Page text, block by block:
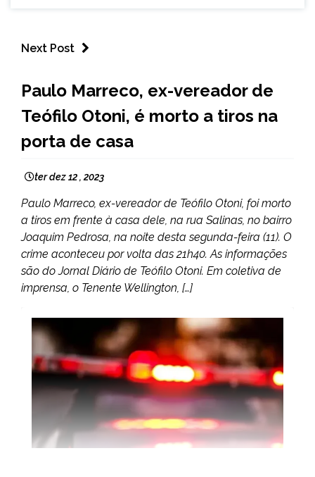
Next Post
GERAIS
NOTÍCIAS
Paulo Marreco, ex-vereador de
Teófilo Otoni, é morto a tiros na
porta de casa
ter dez 12 , 2023
Paulo Marreco, ex-vereador de Teófilo Otoni, foi morto
a tiros em frente à casa dele, na rua Salinas, no bairro
Joaquim Pedrosa, na noite desta segunda-feira (11). O
crime aconteceu por volta das 21h40. As informações
são do Jornal Diário de Teófilo Otoni. Em coletiva de
imprensa, o Tenente Wellington, […]